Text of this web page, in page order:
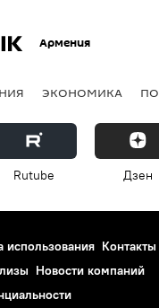
Армения
ЭКОНОМИКА
Rutube Дзен
использования Контакты
Новости компаний